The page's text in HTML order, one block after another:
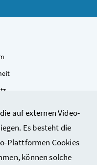
auf externen Video-
Es besteht die
Plattformen Cookies
können solche